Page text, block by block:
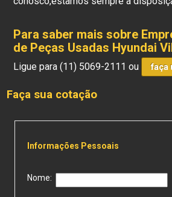
Para saber mais sobre
de Peças Usadas Hyundai
Ligue para(11) 5069-2111 ou faça
Faça sua cotação
Informações Pessoais
Nome: